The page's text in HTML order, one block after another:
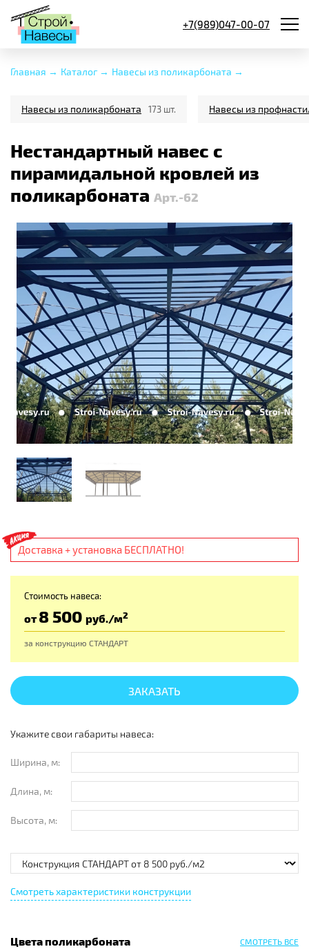
+7(989)047-00-07
Главная → Каталог → Навесы из поликарбоната →
Навесы из поликарбоната 173 шт. Навесы из
Нестандартный навес с
пирамидальной кровлей из
поликарбоната Арт.-62
Доставка + установка БЕСПЛАТНО!
Стоимость навеса:
от8 500 руб./м2
за конструкцию СТАНДАРТ
ЗАКАЗАТЬ
Укажите свои габариты навеса:
Ширина, м:
Длина, м:
Высота, м:
Смотреть характеристики конструкции
Цвета поликарбоната СМОТРЕТЬ ВСЕ